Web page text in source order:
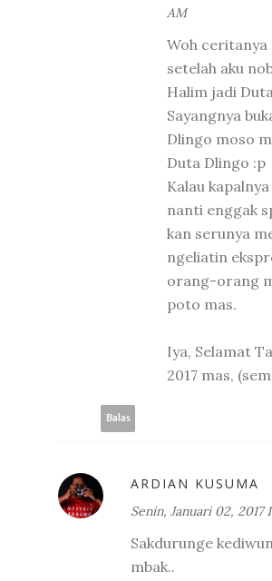
AM
Woh ceritanya
setelah aku
Halim jadi
Sayangnya
Dlingo moso
Duta Dlingo :p
Kalau
nanti enggak
kan serunya
ngeliatin
orang-orang
poto mas.
Iya, Selamat
2017 mas,
Balas
ARDIAN KUSUMA
Senin, Januari 02, 2017
Sakdurunge
mbak..